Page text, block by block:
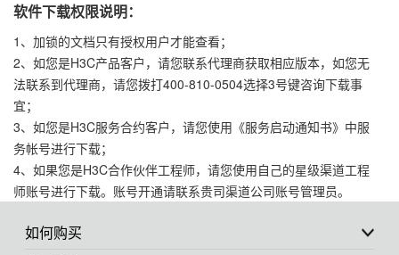
软件下载权限说明：
1、加锁的文档只有授权用户才能查看；
2、如您是H3C产品客户，请您联系代理商获取相应版本，如您无
法联系到代理商，请您拨打400-810-0504选择3号键咨询下载事
宜；
3、如您是H3C服务合约客户，请您使用《服务启动通知书》中服
务帐号进行下载；
4、如果您是H3C合作伙伴工程师，请您使用自己的星级渠道工程
师账号进行下载。账号开通请联系贵司渠道公司账号管理员。
如何购买